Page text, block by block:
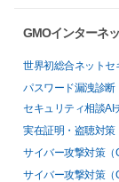
GMOインターネ
世界初総合ネットセ
パスワード漏洩診断
セキュリティ相談AI
実在証明・盗聴対策
サイバー攻撃対策（
サイバー攻撃対策（